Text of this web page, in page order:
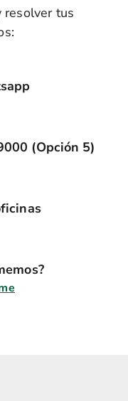
resolver tus
(Opción 5)